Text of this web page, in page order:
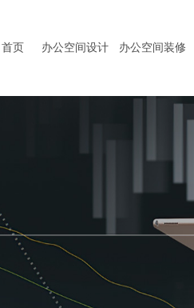
首页 办公空间设计 办公空间装修